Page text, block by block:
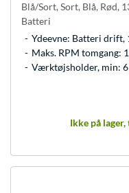
Blå/Sort, Sort, Blå, Rød,
Batteri
Ydeevne: Batteri drift,
Maks. RPM tomgang:
Værktøjsholder, min:
Ikke på